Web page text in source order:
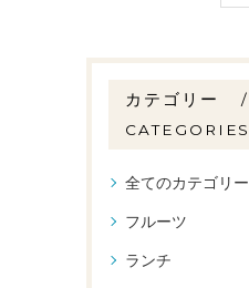
カテゴリー
CATEGORIES
全てのカテゴリー
フルーツ
ランチ